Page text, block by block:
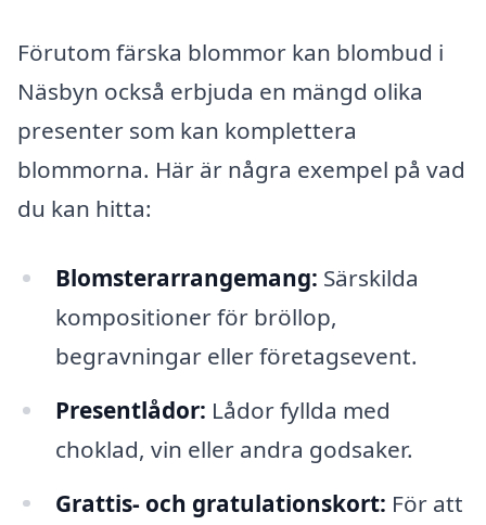
Förutom färska blommor kan blombud i
Näsbyn också erbjuda en mängd olika
presenter som kan komplettera
blommorna. Här är några exempel på vad
du kan hitta:
Blomsterarrangemang: Särskilda
kompositioner för bröllop,
begravningar eller företagsevent.
Presentlådor: Lådor fyllda med
choklad, vin eller andra godsaker.
Grattis- och gratulationskort: För att